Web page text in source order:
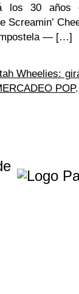
los 30 años
Screamin’
— […]
Wheelies:
POP.